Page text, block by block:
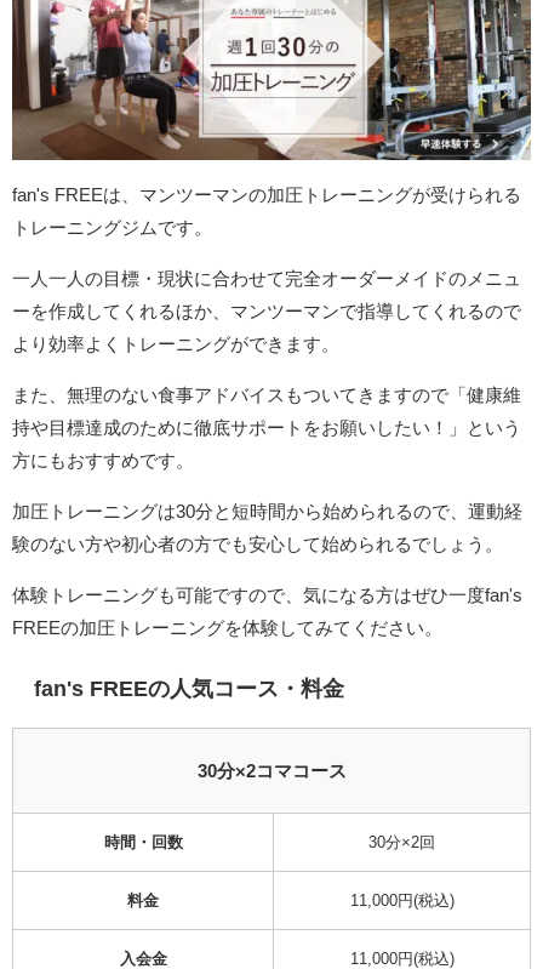
fan's FREEは、マンツーマンの加圧トレーニングが受けられる
トレーニングジムです。
一人一人の目標・現状に合わせて完全オーダーメイドのメニュ
ーを作成してくれるほか、マンツーマンで指導してくれるので
より効率よくトレーニングができます。
また、無理のない食事アドバイスもついてきますので「健康維
持や目標達成のために徹底サポートをお願いしたい！」という
方にもおすすめです。
加圧トレーニングは30分と短時間から始められるので、運動経
験のない方や初心者の方でも安心して始められるでしょう。
体験トレーニングも可能ですので、気になる方はぜひ一度fan's
FREEの加圧トレーニングを体験してみてください。
fan's FREEの人気コース・料金
30分×2コマコース
時間・回数 30分×2回
料金 11,000円(税込)
入会金 11,000円(税込)